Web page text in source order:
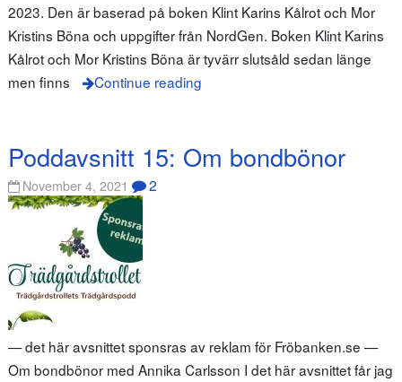
2023. Den är baserad på boken Klint Karins Kålrot och Mor
Kristins Böna och uppgifter från NordGen. Boken Klint Karins
Kålrot och Mor Kristins Böna är tyvärr slutsåld sedan länge
men finns
Continue reading
Poddavsnitt 15: Om bondbönor
November 4, 2021 2
— det här avsnittet sponsras av reklam för Fröbanken.se —
Om bondbönor med Annika Carlsson I det här avsnittet får jag